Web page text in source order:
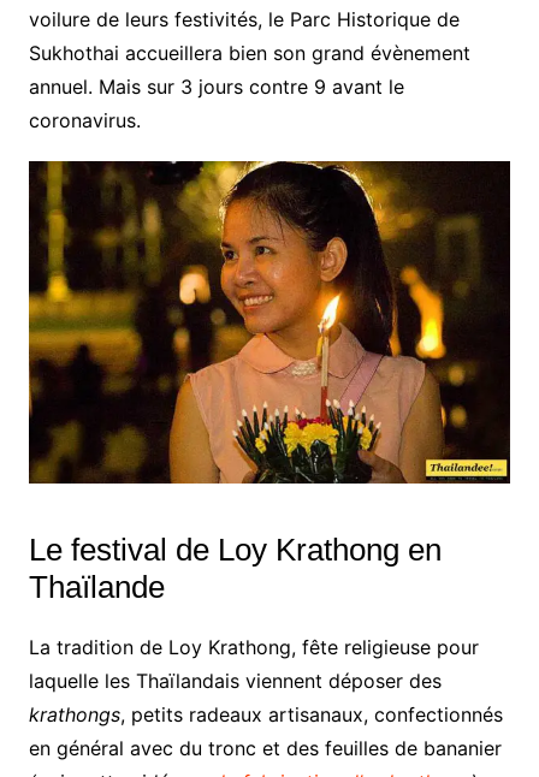
voilure de leurs festivités, le Parc Historique de
Sukhothai accueillera bien son grand évènement
annuel. Mais sur 3 jours contre 9 avant le
coronavirus.
Le festival de Loy Krathong en
Thaïlande
La tradition de Loy Krathong, fête religieuse pour
laquelle les Thaïlandais viennent déposer des
krathongs, petits radeaux artisanaux, confectionnés
en général avec du tronc et des feuilles de bananier